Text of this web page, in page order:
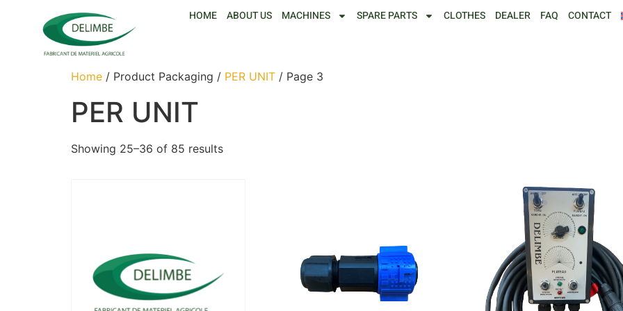
HOME ABOUT US MACHINES SPARE PARTS CLOTHES DEALER FAQ CONTACT
Home / Product Packaging / PER UNIT / Page 3
PER UNIT
Showing 25–36 of 85 results